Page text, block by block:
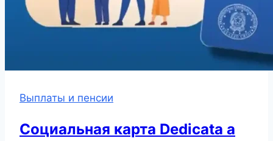
Выплаты и пенсии
Социальная карта Dedicata a